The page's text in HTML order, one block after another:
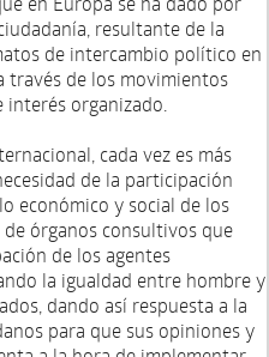
resultante de la
de intercambio político en
través de los movimientos
interés organizado.
cada vez es más
de la participación
económico y social de los
órganos consultivos que
de los agentes
la igualdad entre hombre y
dando así respuesta a la
para que sus opiniones y